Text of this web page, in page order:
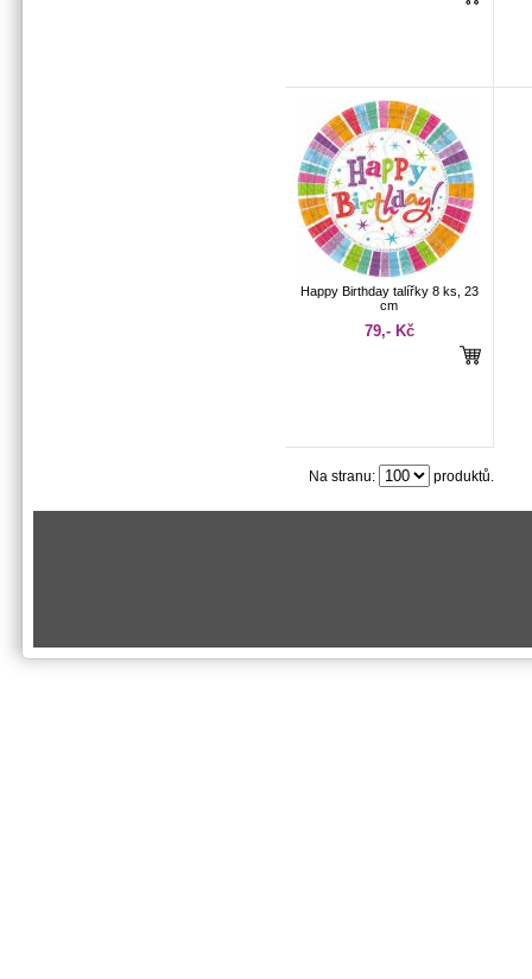
Happy Birthday talířky 8 ks, 23
cm
79,- Kč
Na stranu: produktů.